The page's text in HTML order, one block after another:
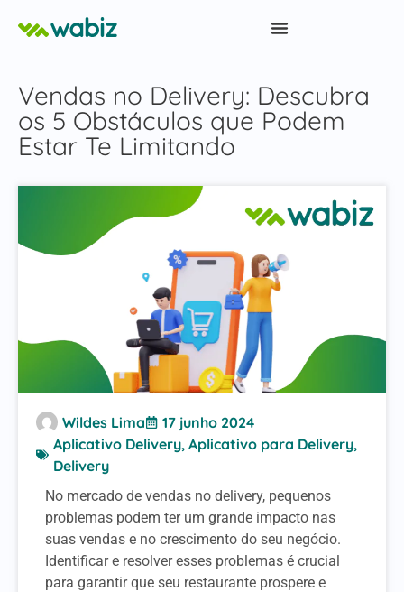
Vendas no Delivery: Descubra
os 5 Obstáculos que Podem
Estar Te Limitando
Wildes Lima
17 junho 2024
Aplicativo Delivery, Aplicativo para Delivery,
Delivery
No mercado de vendas no delivery, pequenos
problemas podem ter um grande impacto nas
suas vendas e no crescimento do seu negócio.
Identificar e resolver esses problemas é crucial
para garantir que seu restaurante prospere e